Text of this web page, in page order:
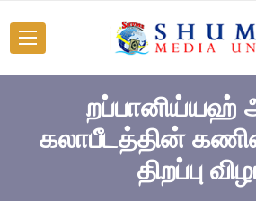
றப்பானிய்யஹ்
கலாபீடத்தின்
திறப்பு